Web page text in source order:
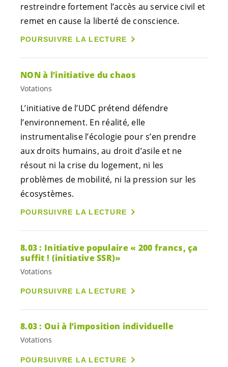
restreindre fortement l’accès au service civil et
remet en cause la liberté de conscience.
POURSUIVRE LA LECTURE
NON à l’initiative du chaos
Votations
L’initiative de l’UDC prétend défendre
l’environnement. En réalité, elle
instrumentalise l’écologie pour s’en prendre
aux droits humains, au droit d’asile et ne
résout ni la crise du logement, ni les
problèmes de mobilité, ni la pression sur les
écosystèmes.
POURSUIVRE LA LECTURE
8.03 : Initiative populaire « 200 francs, ça
suffit ! (initiative SSR)»
Votations
POURSUIVRE LA LECTURE
8.03 : Oui à l’imposition individuelle
Votations
POURSUIVRE LA LECTURE